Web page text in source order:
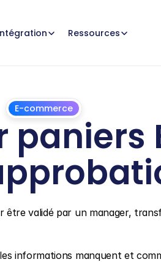
Ressources
E-commerce
être validé par un manager,
informations manquent et